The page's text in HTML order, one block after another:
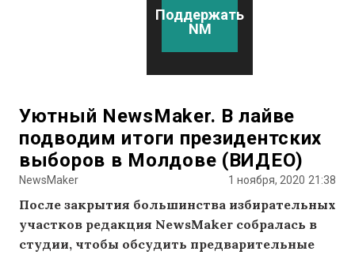
Поддержать
NM
Уютный NewsMaker. В лайве
подводим итоги президентских
выборов в Молдове (ВИДЕО)
NewsMaker 1 ноября, 2020 21:38
После закрытия большинства избирательных
участков редакция NewsMaker собралась в
студии, чтобы обсудить предварительные